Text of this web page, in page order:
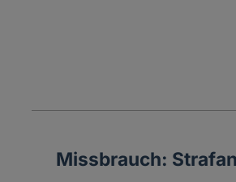
Missbrauch: